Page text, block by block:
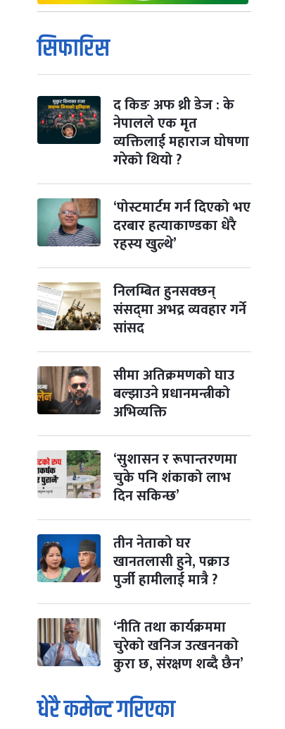
सिफारिस
द किङ अफ थ्री डेज : के
नेपालले एक मृत
व्यक्तिलाई महाराज घोषणा
गरेको थियो ?
‘पोस्टमार्टम गर्न दिएको भए
दरबार हत्याकाण्डका धेरै
रहस्य खुल्थे’
निलम्बित हुनसक्छन्
संसद्‌मा अभद्र व्यवहार गर्ने
सांसद
सीमा अतिक्रमणको घाउ
बल्झाउने प्रधानमन्त्रीको
अभिव्यक्ति
‘सुशासन र रूपान्तरणमा
चुके पनि शंकाको लाभ
दिन सकिन्छ’
तीन नेताको घर
खानतलासी हुने, पक्राउ
पुर्जी हामीलाई मात्रै ?
‘नीति तथा कार्यक्रममा
चुरेको खनिज उत्खननको
कुरा छ, संरक्षण शब्दै छैन’
धेरै कमेन्ट गरिएका